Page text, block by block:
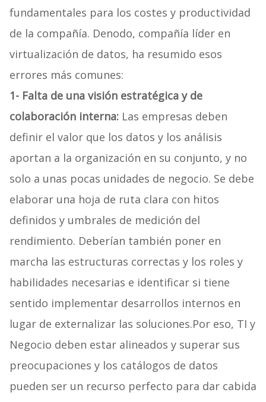
fundamentales para los costes y productividad
de la compañía. Denodo, compañía líder en
virtualización de datos, ha resumido esos
errores más comunes:
1- Falta de una visión estratégica y de
colaboración interna: Las empresas deben
definir el valor que los datos y los análisis
aportan a la organización en su conjunto, y no
solo a unas pocas unidades de negocio. Se debe
elaborar una hoja de ruta clara con hitos
definidos y umbrales de medición del
rendimiento. Deberían también poner en
marcha las estructuras correctas y los roles y
habilidades necesarias e identificar si tiene
sentido implementar desarrollos internos en
lugar de externalizar las soluciones.Por eso, TI y
Negocio deben estar alineados y superar sus
preocupaciones y los catálogos de datos
pueden ser un recurso perfecto para dar cabida